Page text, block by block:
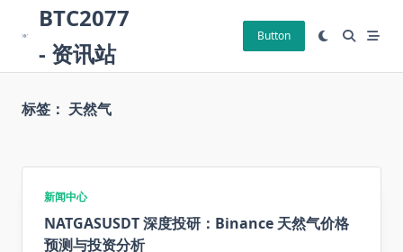
content
BTC2077
- 资讯站
Button
标签： 天然气
新闻中心
NATGASUSDT 深度投研：Binance 天然气价格
预测与投资分析